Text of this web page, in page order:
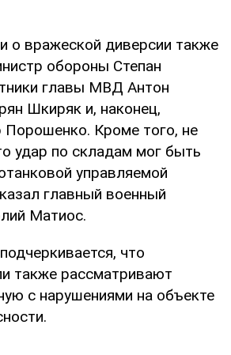
о вражеской диверсии также
обороны Степан
главы МВД Антон
Шкиряк и, наконец,
Порошенко. Кроме того, не
удар по складам мог быть
управляемой
главный военный
Матиос.
что
также рассматривают
с нарушениями на объекте